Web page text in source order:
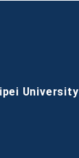
University